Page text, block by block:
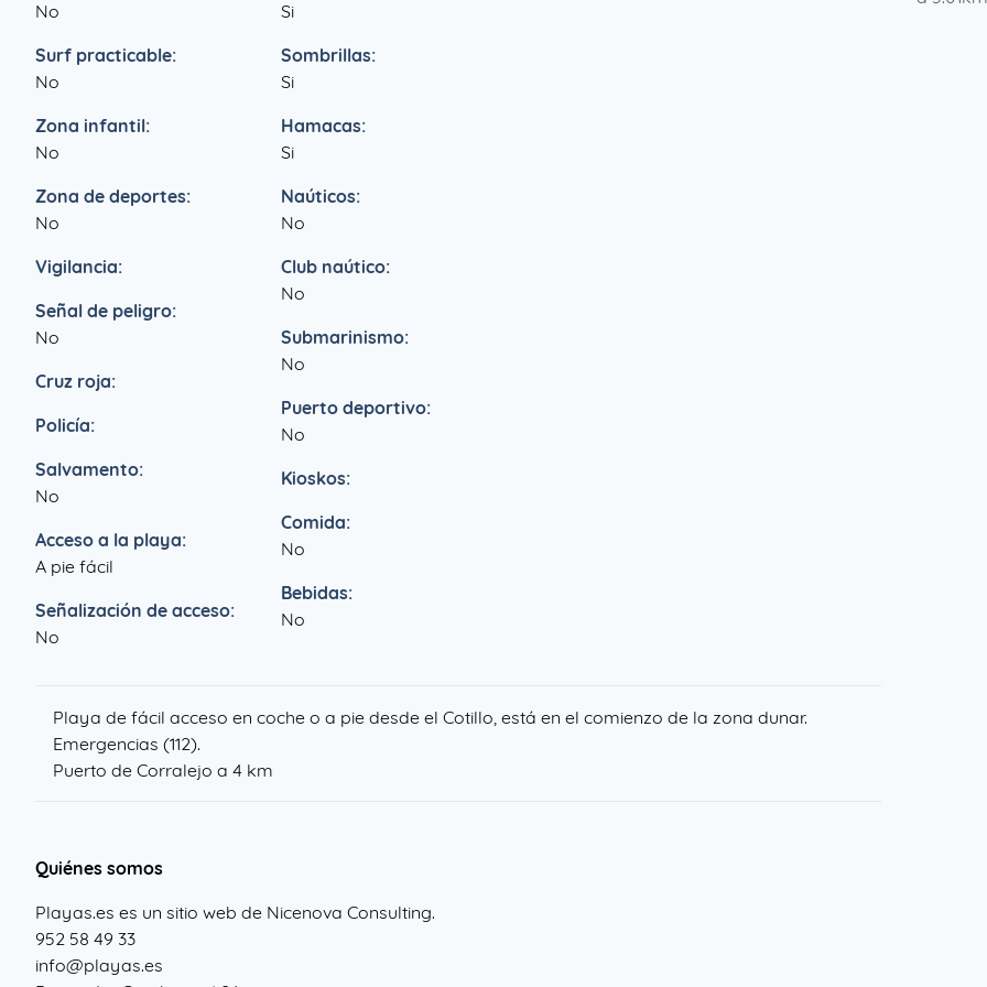
No
Surf practicable:
No
Zona infantil:
No
Zona de deportes:
No
Vigilancia:
Señal de peligro:
No
Cruz roja:
Policía:
Salvamento:
No
Acceso a la playa:
A pie fácil
Señalización de acceso:
No
Si
Sombrillas:
Si
Hamacas:
Si
Naúticos:
No
Club naútico:
No
Submarinismo:
No
Puerto deportivo:
No
Kioskos:
Comida:
No
Bebidas:
No
Playa de fácil acceso en coche o a pie desde el Cotillo, está en el comienzo de la zona dunar.
Emergencias (112).
Puerto de Corralejo a 4 km
Quiénes somos
Playas.es es un sitio web de Nicenova Consulting.
952 58 49 33
info@playas.es